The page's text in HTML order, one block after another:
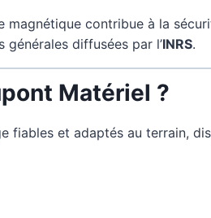
magnétique contribue à la
diffusées par l’INRS.
Matériel ?
fiables et adaptés au terrain,